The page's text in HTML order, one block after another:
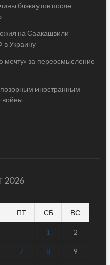
блэкаутов после
на Саакашвили
в Украину
мечту» за переосмысление
иностранным
войны
2026
ПТ СБ ВС
1 2
7 8 9